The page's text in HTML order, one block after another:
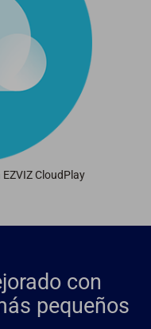
CloudPlay
con
pequeños